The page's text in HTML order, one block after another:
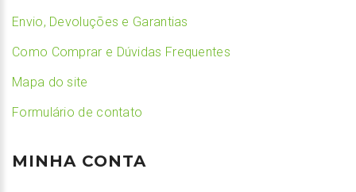
Envio, Devoluções e Garantias
Como Comprar e Dúvidas Frequentes
Mapa do site
Formulário de contato
MINHA CONTA